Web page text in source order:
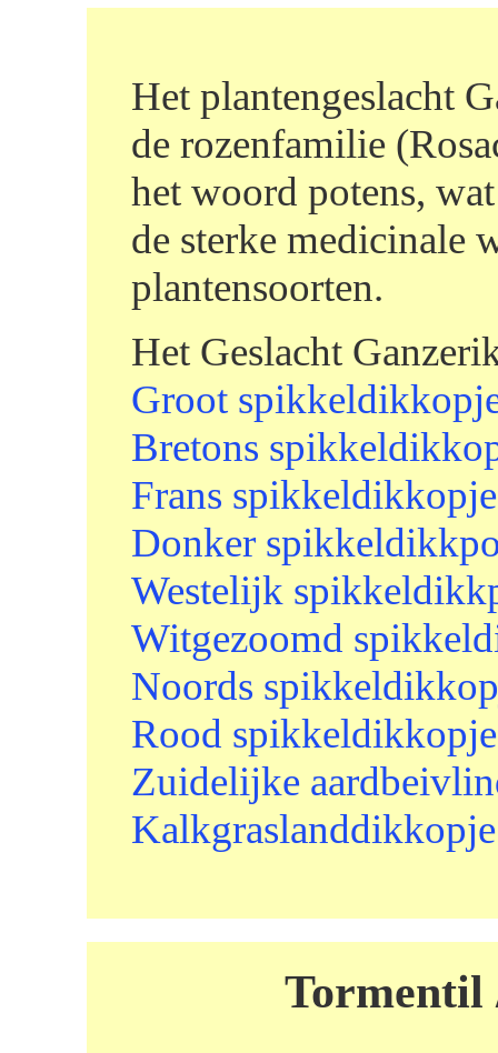
Het plantengeslacht
de rozenfamilie
het woord potens,
de sterke medicinale
plantensoorten.
Het Geslacht
Groot
Bretons
Frans spikkeldikkopje
Donker
Westelijk
Witgezoomd
Noords
Rood spikkeldikkopje
Zuidelijke
Kalkgraslanddikkopje
Tormentil